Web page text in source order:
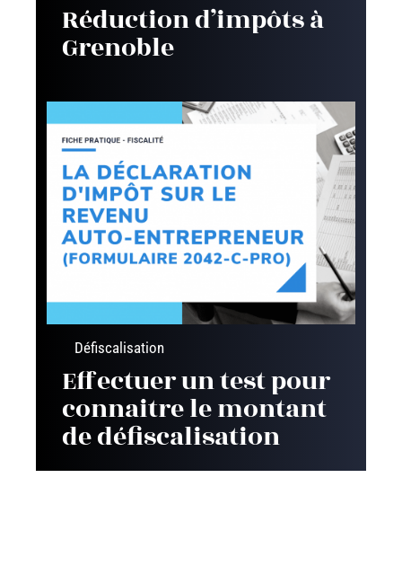
Réduction d’impôts à
Grenoble
Défiscalisation
Effectuer un test pour
connaitre le montant
de défiscalisation